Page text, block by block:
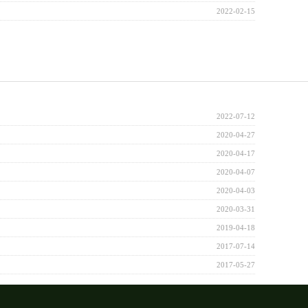
2022-02-15
2022-07-12
2020-04-27
2020-04-17
2020-04-07
2020-04-03
2020-03-31
2019-04-18
2017-07-14
2017-05-27